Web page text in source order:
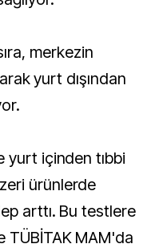
merkezin
yurt dışından
yurt içinden tıbbi
ürünlerde
arttı. Bu testlere
TÜBİTAK MAM'da